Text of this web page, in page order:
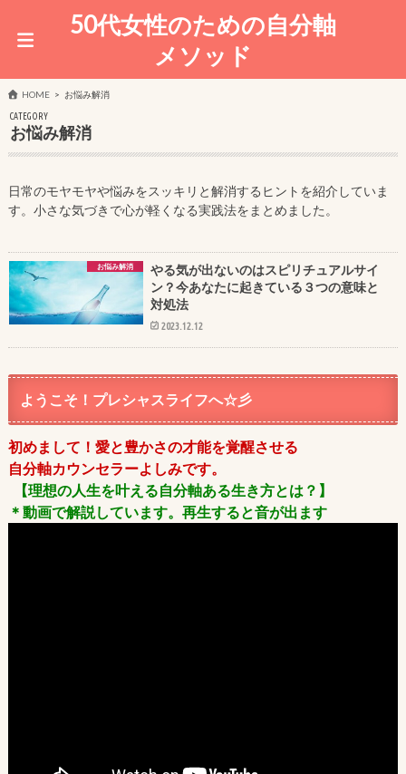
50代女性のための自分軸
メソッド
HOME お悩み解消
CATEGORY
お悩み解消
日常のモヤモヤや悩みをスッキリと解消するヒントを紹介していま
す。小さな気づきで心が軽くなる実践法をまとめました。
お悩み解消
やる気が出ないのはスピリチュアルサイ
ン？今あなたに起きている３つの意味と
対処法
2023.12.12
ようこそ！プレシャスライフへ☆彡
初めまして！愛と豊かさの才能を覚醒させる
自分軸カウンセラーよしみです。
【理想の人生を叶える自分軸ある生き方とは？】
＊動画で解説しています。再生すると音が出ます